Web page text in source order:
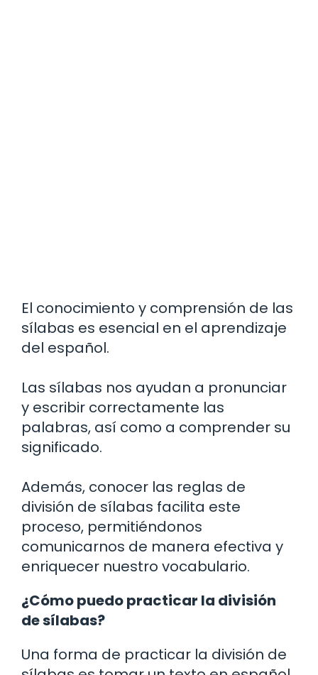
El conocimiento y comprensión de las
sílabas es esencial en el aprendizaje
del español.
Las sílabas nos ayudan a pronunciar
y escribir correctamente las
palabras, así como a comprender su
significado.
Además, conocer las reglas de
división de sílabas facilita este
proceso, permitiéndonos
comunicarnos de manera efectiva y
enriquecer nuestro vocabulario.
¿Cómo puedo practicar la división
de sílabas?
Una forma de practicar la división de